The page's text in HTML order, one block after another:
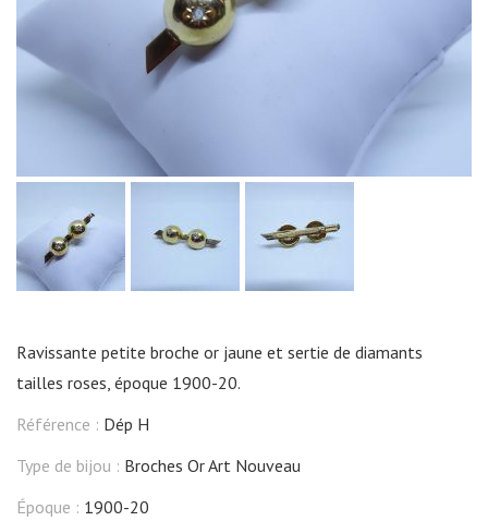
Ravissante petite broche or jaune et sertie de diamants
tailles roses, époque 1900-20.
Référence : Dép H
Type de bijou : Broches Or Art Nouveau
Époque : 1900-20